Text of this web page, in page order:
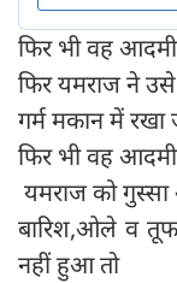
फिर भी वह
फिर यमराज ने
गर्म मकान में रखा
फिर भी वह
यमराज को
बारिश,ओले व
नहीं हुआ तो